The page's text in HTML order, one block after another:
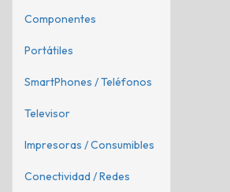
Componentes
Portátiles
SmartPhones / Teléfonos
Televisor
Impresoras / Consumibles
Conectividad / Redes